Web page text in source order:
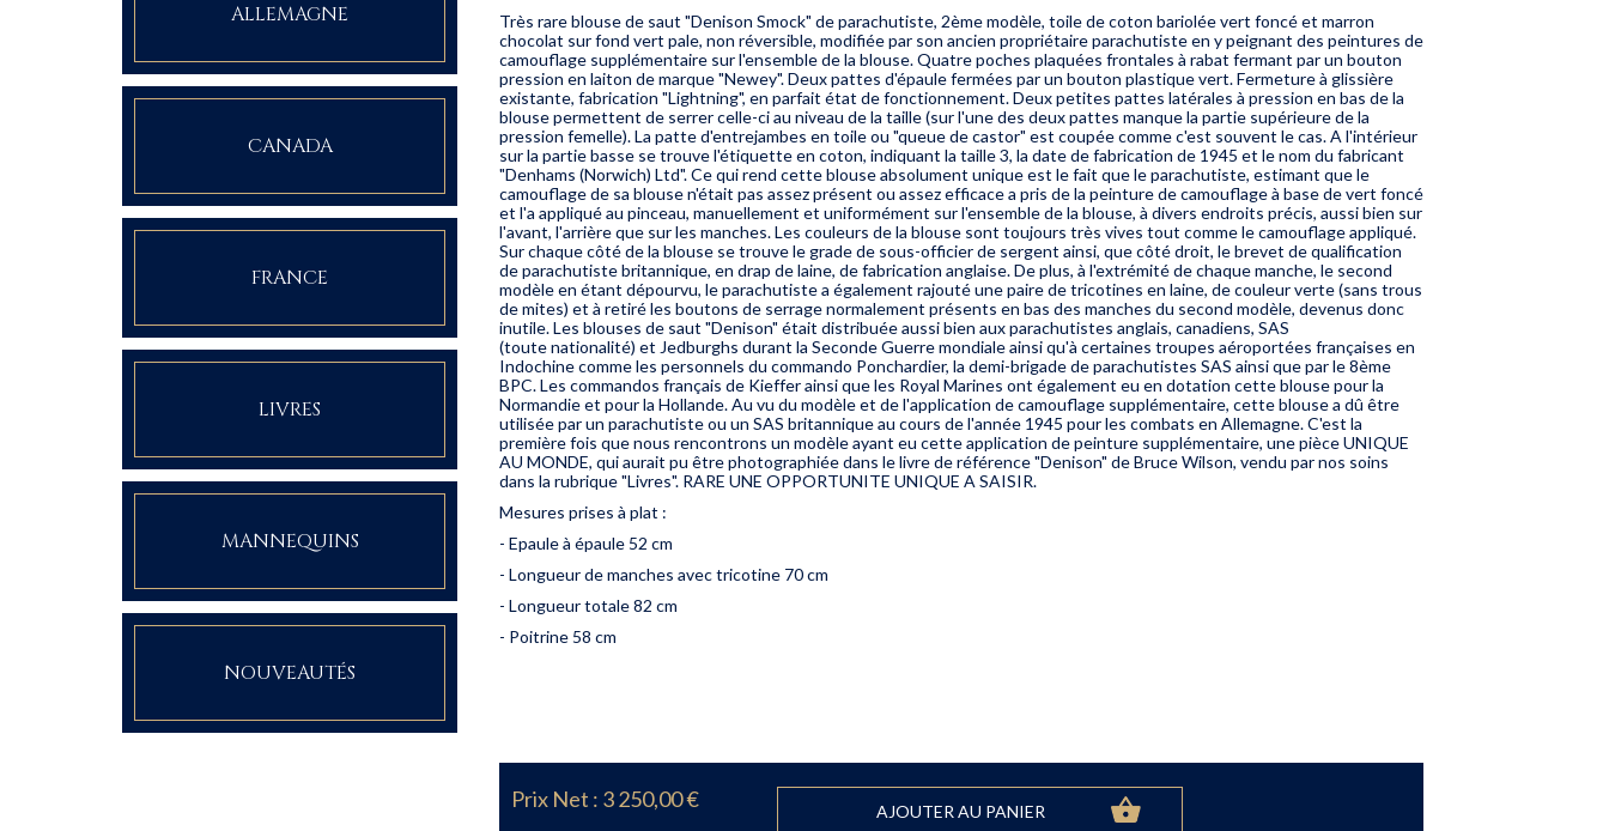
ALLEMAGNE
CANADA
FRANCE
LIVRES
MANNEQUINS
NOUVEAUTÉS
Très rare blouse de saut "Denison Smock" de parachutiste, 2ème modèle, toile de coton bariolée vert foncé et marron
chocolat sur fond vert pale, non réversible, modifiée par son ancien propriétaire parachutiste en y peignant des peintures de
camouflage supplémentaire sur l'ensemble de la blouse. Quatre poches plaquées frontales à rabat fermant par un bouton
pression en laiton de marque "Newey". Deux pattes d'épaule fermées par un bouton plastique vert. Fermeture à glissière
existante, fabrication "Lightning", en parfait état de fonctionnement. Deux petites pattes latérales à pression en bas de la
blouse permettent de serrer celle-ci au niveau de la taille (sur l'une des deux pattes manque la partie supérieure de la
pression femelle). La patte d'entrejambes en toile ou "queue de castor" est coupée comme c'est souvent le cas. A l'intérieur
sur la partie basse se trouve l'étiquette en coton, indiquant la taille 3, la date de fabrication de 1945 et le nom du fabricant
"Denhams (Norwich) Ltd". Ce qui rend cette blouse absolument unique est le fait que le parachutiste, estimant que le
camouflage de sa blouse n'était pas assez présent ou assez efficace a pris de la peinture de camouflage à base de vert foncé
et l'a appliqué au pinceau, manuellement et uniformément sur l'ensemble de la blouse, à divers endroits précis, aussi bien sur
l'avant, l'arrière que sur les manches. Les couleurs de la blouse sont toujours très vives tout comme le camouflage appliqué.
Sur chaque côté de la blouse se trouve le grade de sous-officier de sergent ainsi, que côté droit, le brevet de qualification
de parachutiste britannique, en drap de laine, de fabrication anglaise. De plus, à l'extrémité de chaque manche, le second
modèle en étant dépourvu, le parachutiste a également rajouté une paire de tricotines en laine, de couleur verte (sans trous
de mites) et à retiré les boutons de serrage normalement présents en bas des manches du second modèle, devenus donc
inutile. Les blouses de saut "Denison" était distribuée aussi bien aux parachutistes anglais, canadiens, SAS
(toute nationalité) et Jedburghs durant la Seconde Guerre mondiale ainsi qu'à certaines troupes aéroportées françaises en
Indochine comme les personnels du commando Ponchardier, la demi-brigade de parachutistes SAS ainsi que par le 8ème
BPC. Les commandos français de Kieffer ainsi que les Royal Marines ont également eu en dotation cette blouse pour la
Normandie et pour la Hollande. Au vu du modèle et de l'application de camouflage supplémentaire, cette blouse a dû être
utilisée par un parachutiste ou un SAS britannique au cours de l'année 1945 pour les combats en Allemagne. C'est la
première fois que nous rencontrons un modèle ayant eu cette application de peinture supplémentaire, une pièce UNIQUE
AU MONDE, qui aurait pu être photographiée dans le livre de référence "Denison" de Bruce Wilson, vendu par nos soins
dans la rubrique "Livres". RARE UNE OPPORTUNITE UNIQUE A SAISIR.
Mesures prises à plat :
- Epaule à épaule 52 cm
- Longueur de manches avec tricotine 70 cm
- Longueur totale 82 cm
- Poitrine 58 cm
Prix Net : 3 250,00 € AJOUTER AU PANIER